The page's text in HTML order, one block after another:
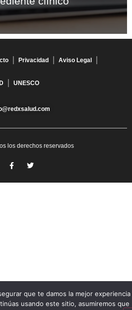
Privacidad Aviso Legal
UNESCO
los derechos reservados
que te damos la mejor experiencia
usando este sitio, asumiremos que